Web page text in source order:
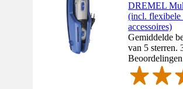
DREMEL
(incl. flexibele
accessoires)
Gemiddelde
van 5 sterren.